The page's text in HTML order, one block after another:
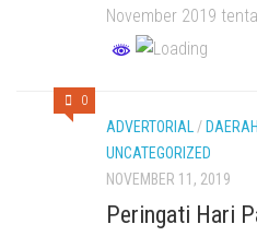
November 2019
0
ADVERTORIAL / DAERAH
UNCATEGORIZED
NOVEMBER 11, 2019
Peringati Hari